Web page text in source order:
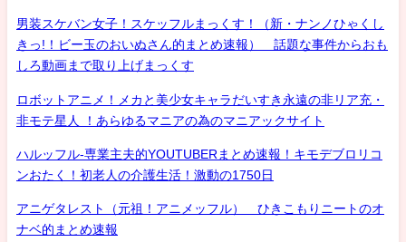
男装スケバン女子！スケッフルまっくす！（新・ナンノひゃくし
きっ!！ビー玉のおいぬさん的まとめ速報） 話題な事件からおも
しろ動画まで取り上げまっくす
ロボットアニメ！メカと美少女キャラだいすき永遠の非リア充・
非モテ星人 ！あらゆるマニアの為のマニアックサイト
ハルッフル-専業主夫的YOUTUBERまとめ速報！キモデブロリコ
ンおたく！初老人の介護生活！激動の1750日
アニゲタレスト（元祖！アニメッフル） ひきこもりニートのオ
ナベ的まとめ速報